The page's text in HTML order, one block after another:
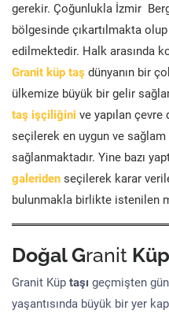
gerekir. Çoğunlukla İzmir
bölgesinde çıkartılmakta
edilmektedir. Halk arasında
Granit küp taş dünyanın bir
ülkemize büyük bir gelir
taş işçiliğini ve yapılan
seçilerek en uygun ve sağlam
sağlanmaktadır. Yine bazı
galeriden seçilerek karar
bulunmakla birlikte istenilen
Doğal Granit Küp
Granit Küp taşı geçmişten
yaşantısında büyük bir yer